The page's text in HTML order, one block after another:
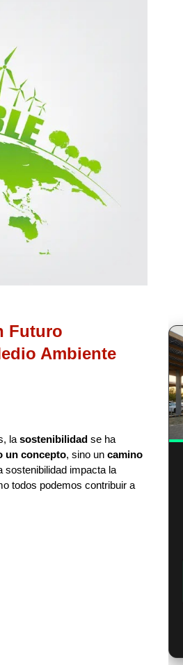
Futuro
Ambiente
la sostenibilidad se ha
un concepto, sino un camino
sostenibilidad impacta la
todos podemos contribuir a